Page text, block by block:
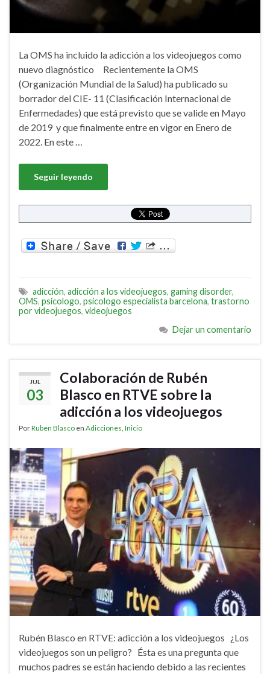
La OMS ha incluido la adicción a los videojuegos como
nuevo diagnóstico Recientemente la OMS
(Organización Mundial de la Salud) ha publicado su
borrador del CIE- 11 (Clasificación Internacional de
Enfermedades) que está previsto que se valide en Mayo
de 2019 y que finalmente entre en vigor en Enero de
2022. En este …
Seguir leyendo
adicción, adicción a los videojuegos, gaming disorder,
OMS, psicologo, psicologo especialista barcelona, trastorno
por videojuegos, videojuegos
Dejar un comentario
JUL
03
Colaboración de Rubén
Blasco en RTVE sobre la
adicción a los videojuegos
PorRuben Blasco en Adicciones, Inicio
Rubén Blasco en RTVE: adicción a los videojuegos ¿Los
videojuegos son un peligro? Ésta es una pregunta que
muchos padres se están haciendo debido a las recientes